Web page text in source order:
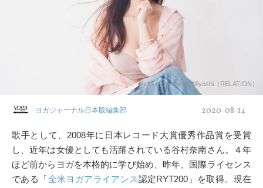
photo by Nobuhiro Miyoshi（RELATION）
ヨガジャーナル日本版編集部 2020-08-14
歌手として、2008年に日本レコード大賞優秀作品賞を受賞
し、近年は女優としても活躍されている谷村奈南さん。４年
ほど前からヨガを本格的に学び始め、昨年、国際ライセンス
である「全米ヨガアライアンス認定RYT200」を取得。現在